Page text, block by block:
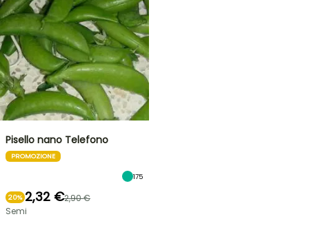
Pisello nano Telefono
PROMOZIONE
175
20% 2,32 €2,90 €
Semi